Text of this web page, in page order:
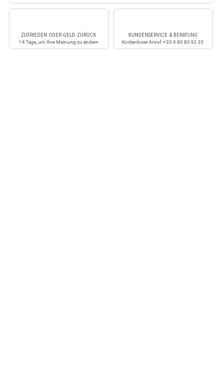
ZUFRIEDEN ODER GELD ZURÜCK
14 Tage, um Ihre Meinung zu ändern
KUNDENSERVICE & BERATUNG
Kostenloser Anruf: +33 9 80 80 92 33